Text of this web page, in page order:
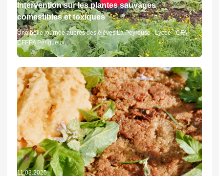
Intervention sur les plantes sauvages
comestibles et toxiques
Une belle journée auprès des élèves La Peyrouse : Lycée - CFA
CFPPA Périgueux.
11.03.2025